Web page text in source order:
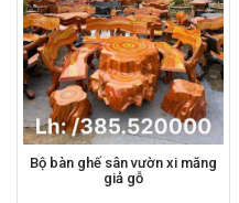
Bộ bàn ghế sân vườn xi măng
giả gỗ